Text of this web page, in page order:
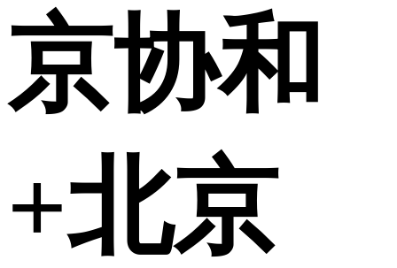
京协和
+北京